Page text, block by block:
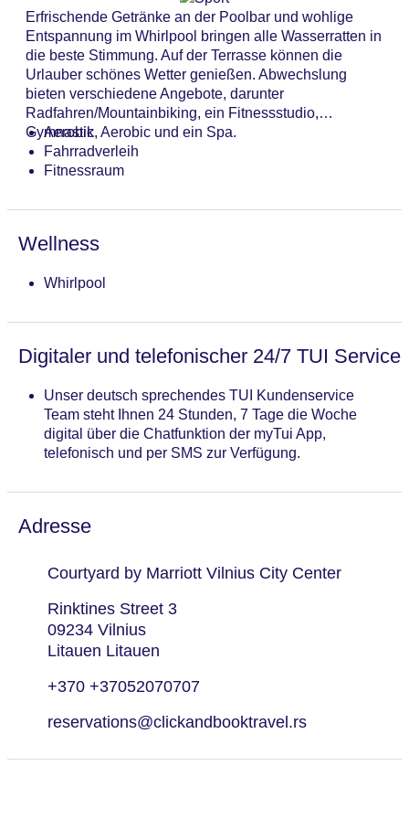
Erfrischende Getränke an der Poolbar und wohlige
Entspannung im Whirlpool bringen alle Wasserratten in
die beste Stimmung. Auf der Terrasse können die
Urlauber schönes Wetter genießen. Abwechslung
bieten verschiedene Angebote, darunter
Radfahren/Mountainbiking, ein Fitnessstudio,
Gymnastik, Aerobic und ein Spa.
Aerobic
Fahrradverleih
Fitnessraum
Wellness
Whirlpool
Digitaler und telefonischer 24/7 TUI Service
Unser deutsch sprechendes TUI Kundenservice
Team steht Ihnen 24 Stunden, 7 Tage die Woche
digital über die Chatfunktion der myTui App,
telefonisch und per SMS zur Verfügung.
Adresse
Courtyard by Marriott Vilnius City Center
Rinktines Street 3
09234 Vilnius
Litauen Litauen
+370 +37052070707
reservations@clickandbooktravel.rs